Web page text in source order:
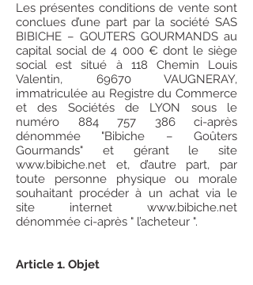
Les présentes conditions de vente sont
conclues d’une part par la société SAS
BIBICHE – GOUTERS GOURMANDS au
capital social de 4 000 € dont le siège
social est situé à 118 Chemin Louis
Valentin, 69670 VAUGNERAY,
immatriculée au Registre du Commerce
et des Sociétés de LYON sous le
numéro 884 757 386ci-après
dénommée "Bibiche – Goûters
Gourmands" et gérant le site
www.bibiche.net et, d’autre part, par
toute personne physique ou morale
souhaitant procéder à un achat via le
site internet www.bibiche.net
dénommée ci-après " l’acheteur ".
Article 1. Objet